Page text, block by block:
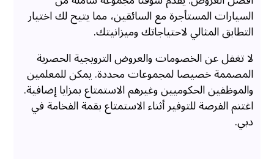
السيارات المستأجرة مع السائقين، مما يتيح لك اختيار
التطابق المثالي لاحتياجاتك وميزانيتك.
لا تغفل عن الخصومات والعروض الترويجية الحصرية
المصممة خصيصا لمجموعات محددة. يمكن للمعلمين
والموظفين الحكوميين وغيرهم الاستمتاع بمزايا إضافية.
اغتنم الفرصة للتوفير أثناء الاستمتاع بقمة الفخامة في
دبي.